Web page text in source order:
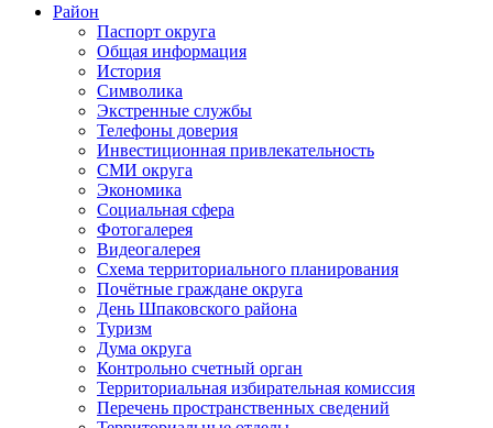
Район
Паспорт округа
Общая информация
История
Символика
Экстренные службы
Телефоны доверия
Инвестиционная привлекательность
СМИ округа
Экономика
Социальная сфера
Фотогалерея
Видеогалерея
Схема территориального планирования
Почётные граждане округа
День Шпаковского района
Туризм
Дума округа
Контрольно счетный орган
Территориальная избирательная комиссия
Перечень пространственных сведений